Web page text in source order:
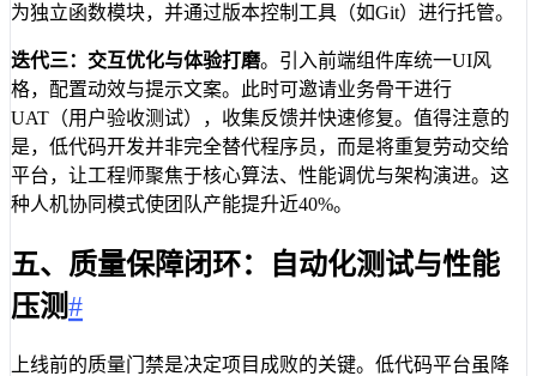
为独立函数模块，并通过版本控制工具（如Git）进行托管。
迭代三：交互优化与体验打磨。引入前端组件库统一UI风
格，配置动效与提示文案。此时可邀请业务骨干进行
UAT（用户验收测试），收集反馈并快速修复。值得注意的
是，低代码开发并非完全替代程序员，而是将重复劳动交给
平台，让工程师聚焦于核心算法、性能调优与架构演进。这
种人机协同模式使团队产能提升近40%。
五、质量保障闭环：自动化测试与性能
压测#
上线前的质量门禁是决定项目成败的关键。低代码平台虽降